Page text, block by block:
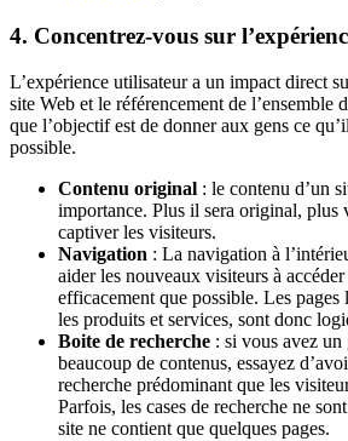
4. Concentrez-vous sur
L’expérience utilisateur a un impact direct
site Web et le référencement de l’ensemble
que l’objectif est de donner aux gens ce
possible.
Contenu original : le contenu d’un
importance. Plus il sera original, plus
captiver les visiteurs.
Navigation : La navigation à
aider les nouveaux visiteurs à
efficacement que possible. Les pages
les produits et services, sont donc
Boite de recherche : si vous avez un
beaucoup de contenus, essayez
recherche prédominant que les
Parfois, les cases de recherche ne
site ne contient que quelques pages.